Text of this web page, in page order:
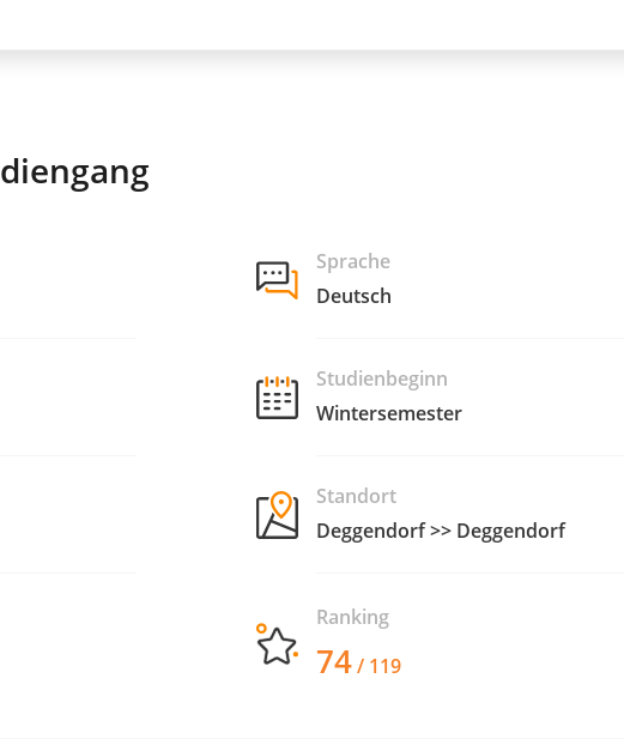
Sprache
Deutsch
Studienbeginn
Wintersemester
Standort
Deggendorf >> Deggendorf
Ranking
74/ 119